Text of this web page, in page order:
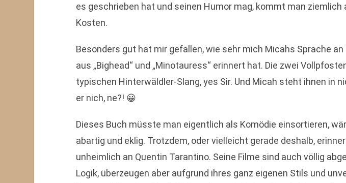
es geschrieben hat und seinen Humor mag, kommt man ziemlich
Kosten.
Besonders gut hat mir gefallen, wie sehr mich Micahs Sprache an
aus „Bighead“ und „Minotauress“ erinnert hat. Die zwei
typischen Hinterwäldler-Slang, yes Sir. Und Micah steht ihnen in
er nich, ne?! 😀
Dieses Buch müsste man eigentlich als Komödie einsortieren,
abartig und eklig. Trotzdem, oder vielleicht gerade deshalb,
unheimlich an Quentin Tarantino. Seine Filme sind auch völlig
Logik, überzeugen aber aufgrund ihres ganz eigenen Stils und